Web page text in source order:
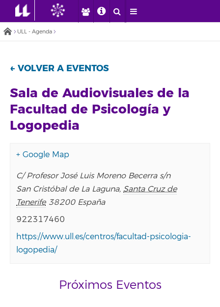
ULL - Agenda
← VOLVER A EVENTOS
Sala de Audiovisuales de la
Facultad de Psicología y
Logopedia
+ Google Map
C/ Profesor José Luis Moreno Becerra s/n
San Cristóbal de La Laguna, Santa Cruz de
Tenerife 38200 España
922317460
https://www.ull.es/centros/facultad-psicologia-
logopedia/
Próximos Eventos